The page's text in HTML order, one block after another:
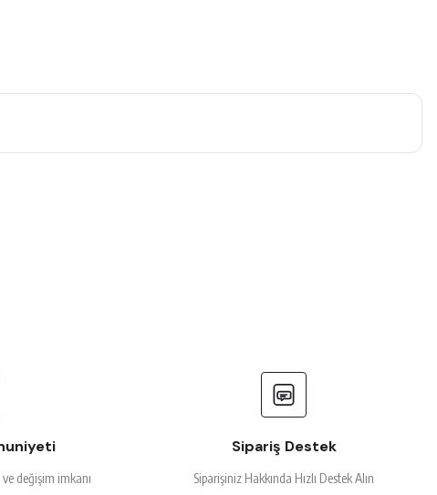
değişim imkanı
Sipariş Destek
Siparişiniz Hakkında Hızlı Destek Alın